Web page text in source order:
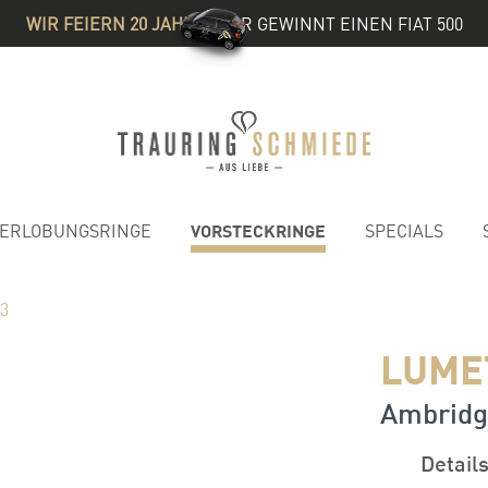
WIR FEIERN 20 JAHRE& IHR GEWINNT EINEN FIAT 500
VORSTECKRINGE SPECIALS
Details